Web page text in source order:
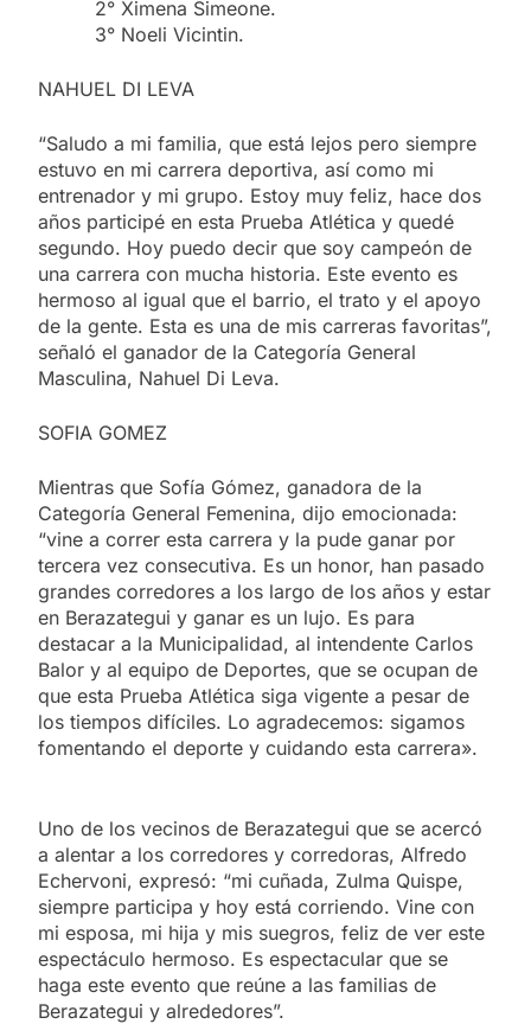
2° Ximena Simeone.
3° Noeli Vicintin.
NAHUEL DI LEVA
“Saludo a mi familia, que está lejos pero siempre
estuvo en mi carrera deportiva, así como mi
entrenador y mi grupo. Estoy muy feliz, hace dos
años participé en esta Prueba Atlética y quedé
segundo. Hoy puedo decir que soy campeón de
una carrera con mucha historia. Este evento es
hermoso al igual que el barrio, el trato y el apoyo
de la gente. Esta es una de mis carreras favoritas”,
señaló el ganador de la Categoría General
Masculina, Nahuel Di Leva.
SOFIA GOMEZ
Mientras que Sofía Gómez, ganadora de la
Categoría General Femenina, dijo emocionada:
“vine a correr esta carrera y la pude ganar por
tercera vez consecutiva. Es un honor, han pasado
grandes corredores a los largo de los años y estar
en Berazategui y ganar es un lujo. Es para
destacar a la Municipalidad, al intendente Carlos
Balor y al equipo de Deportes, que se ocupan de
que esta Prueba Atlética siga vigente a pesar de
los tiempos difíciles. Lo agradecemos: sigamos
fomentando el deporte y cuidando esta carrera».
Uno de los vecinos de Berazategui que se acercó
a alentar a los corredores y corredoras, Alfredo
Echervoni, expresó: “mi cuñada, Zulma Quispe,
siempre participa y hoy está corriendo. Vine con
mi esposa, mi hija y mis suegros, feliz de ver este
espectáculo hermoso. Es espectacular que se
haga este evento que reúne a las familias de
Berazategui y alrededores”.